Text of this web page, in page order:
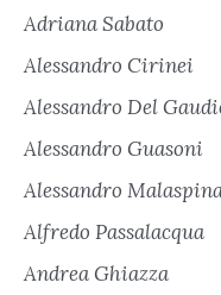
Adriana Sabato
Alessandro Cirinei
Alessandro Del
Alessandro Guasoni
Alessandro
Alfredo Passalacqua
Andrea Ghiazza